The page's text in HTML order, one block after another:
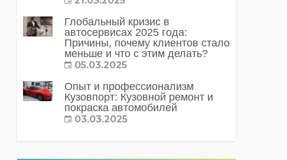
Глобальный кризис в
автосервисах 2025 года:
Причины, почему клиентов стало
меньше и что с этим делать?
05.03.2025
Опыт и профессионализм
Кузовпорт: Кузовной ремонт и
покраска автомобилей
03.03.2025